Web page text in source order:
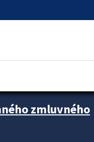
zmluvného